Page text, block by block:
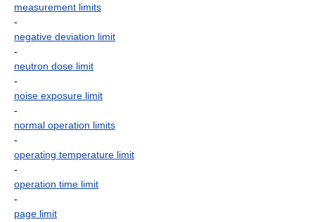
measurement limits
-
negative deviation limit
-
neutron dose limit
-
noise exposure limit
-
normal operation limits
-
operating temperature limit
-
operation time limit
-
page limit